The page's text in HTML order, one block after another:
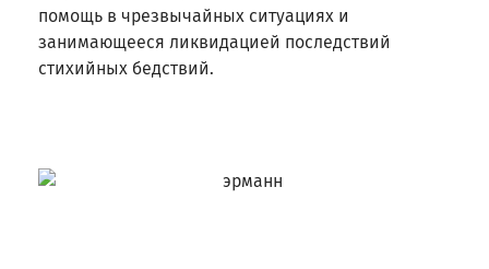
помощь в чрезвычайных ситуациях и
занимающееся ликвидацией последствий
стихийных бедствий.